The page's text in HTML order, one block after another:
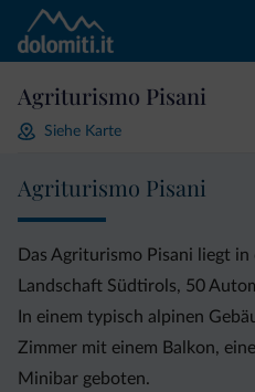
Agriturismo Pisani
Siehe Karte
Agriturismo Pisani
Das Agriturismo Pisani liegt in
Landschaft Südtirols, 50
In einem typisch alpinen
Zimmer mit einem Balkon,
Minibar geboten.